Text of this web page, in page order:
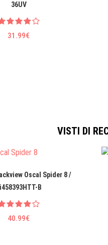
36UV
31.99€
VISTI DI
Oscal Spider 8 /
B
40.99€